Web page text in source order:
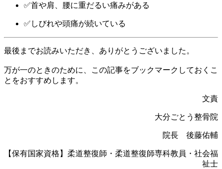
✅首や肩、腰に重だるい痛みがある
✅しびれや頭痛が続いている
最後までお読みいただき、ありがとうございました。
万が一のときのために、この記事をブックマークしておくこ
とをおすすめします。
文責
大分ごとう整骨院
院長 後藤佑輔
【保有国家資格】柔道整復師・柔道整復師専科教員・社会福
祉士